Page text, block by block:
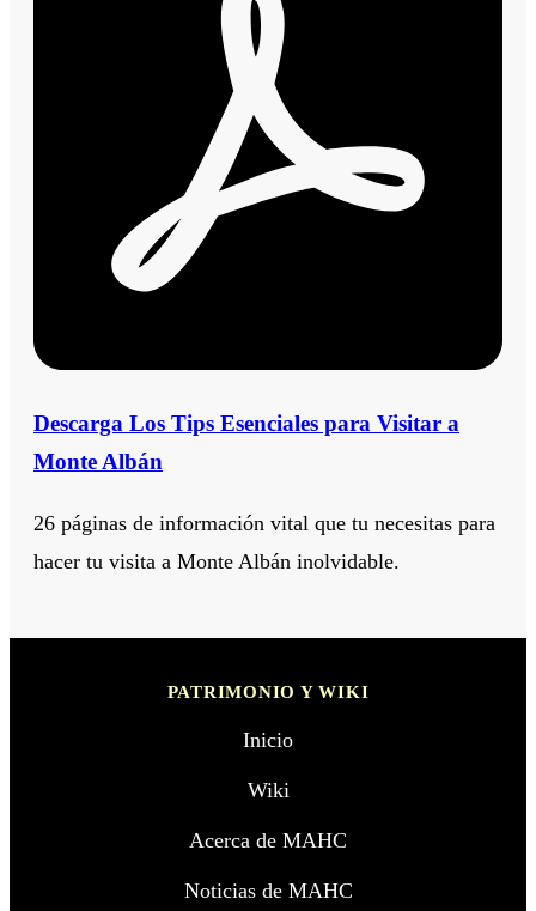
Descarga Los Tips Esenciales para Visitar a
Monte Albán
26 páginas de información vital que tu necesitas para
hacer tu visita a Monte Albán inolvidable.
PATRIMONIO Y WIKI
Inicio
Wiki
Acerca de MAHC
Noticias de MAHC